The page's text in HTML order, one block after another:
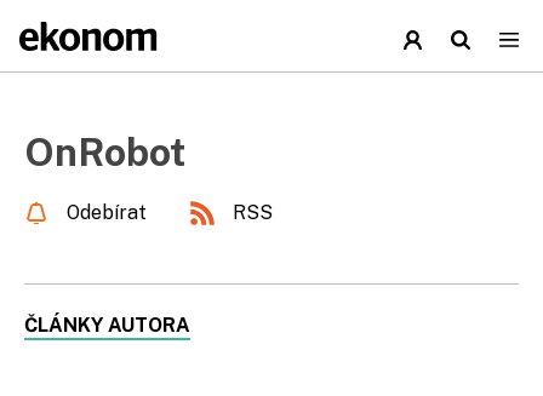
OnRobot
Odebírat RSS
ČLÁNKY AUTORA